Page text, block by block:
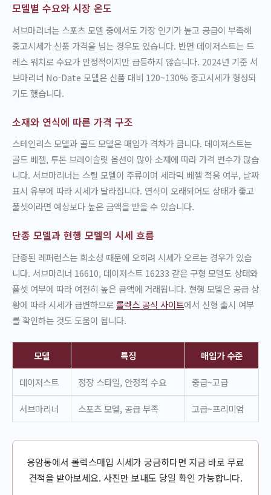
모델별 수요와 시장 온도
서브마리너는 스포츠 모델 중에서도 가장 인기가 높고 공급이 부족해
중고시세가 신품 가격을 넘는 경우도 있습니다. 반면 데이저스트는 드
레스 워치로 수요가 안정적이지만 급등하지 않습니다. 2024년 기준 서
브마리너 No-Date 모델은 신품 대비 120~130% 중고시세가 형성되
기도 했습니다.
소재와 연식에 따른 가격 구조
스테인리스 모델과 골드 모델은 매입가 격차가 큽니다. 데이저스트는
골드 베젤, 투톤 브레이슬릿 옵션이 많아 소재에 따라 가격 변수가 많습
니다. 서브마리너는 스틸 모델이 주류이며 세라믹 베젤 적용 여부, 날짜
표시 유무에 따라 시세가 달라집니다. 연식이 오래되어도 상태가 좋고
풀셋이라면 예상보다 높은 금액을 받을 수 있습니다.
단종 모델과 현행 모델의 시세 흐름
단종된 레퍼런스는 희소성 때문에 오히려 시세가 오르는 경우가 있습
니다. 서브마리너 16610, 데이저스트 16233 같은 구형 모델도 상태와
풀셋 여부에 따라 여전히 높은 금액에 거래됩니다. 현행 모델은 공급 상
황에 따라 시세가 급변하므로롤렉스 공식 사이트에서 신형 출시 여부
를 확인하는 것도 도움이 됩니다.
모델 특징 매입가 수준
데이저스트 정장 스타일, 안정적 수요 중급~고급
서브마리너 스포츠 모델, 공급 부족 고급~프리미엄
응암동에서 롤렉스매입 시세가 궁금하다면 지금 바로 무료
견적을 받아보세요. 사진만 보내도 당일 확인 가능합니다.